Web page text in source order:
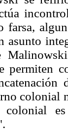
farsa,
asunto
permiten
colonial